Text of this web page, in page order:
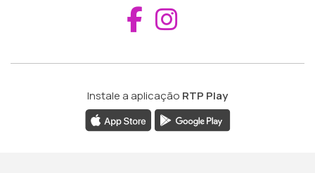
Aceder ao
Instale a aplicação RTP Play